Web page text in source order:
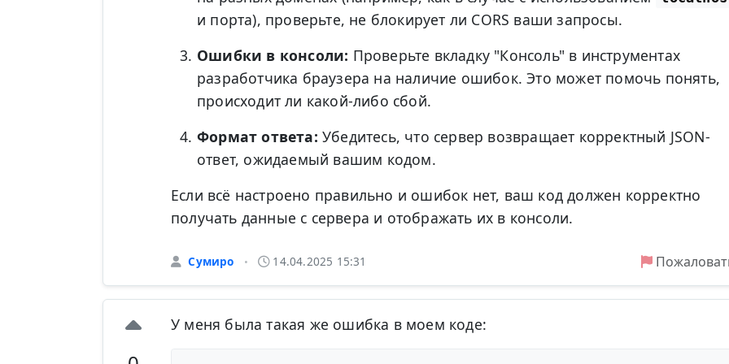
и порта), проверьте, не блокирует ли CORS ваши запросы.
Ошибки в консоли: Проверьте вкладку "Консоль" в инструментах
разработчика браузера на наличие ошибок. Это может помочь понять,
происходит ли какой-либо сбой.
Формат ответа: Убедитесь, что сервер возвращает корректный JSON-
ответ, ожидаемый вашим кодом.
Если всё настроено правильно и ошибок нет, ваш код должен корректно
получать данные с сервера и отображать их в консоли.
Сумиро • 14.04.2025 15:31
У меня была такая же ошибка в моем коде: